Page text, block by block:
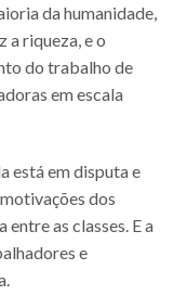
da humanidade,
a riqueza, e o
do trabalho de
em escala
está em disputa e
dos
as classes. E a
e